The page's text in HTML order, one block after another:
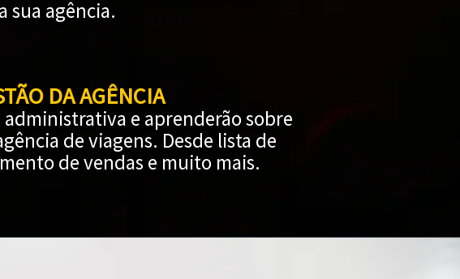
sua agência.
DA AGÊNCIA
e aprenderão sobre
de viagens. Desde lista de
de vendas e muito mais.